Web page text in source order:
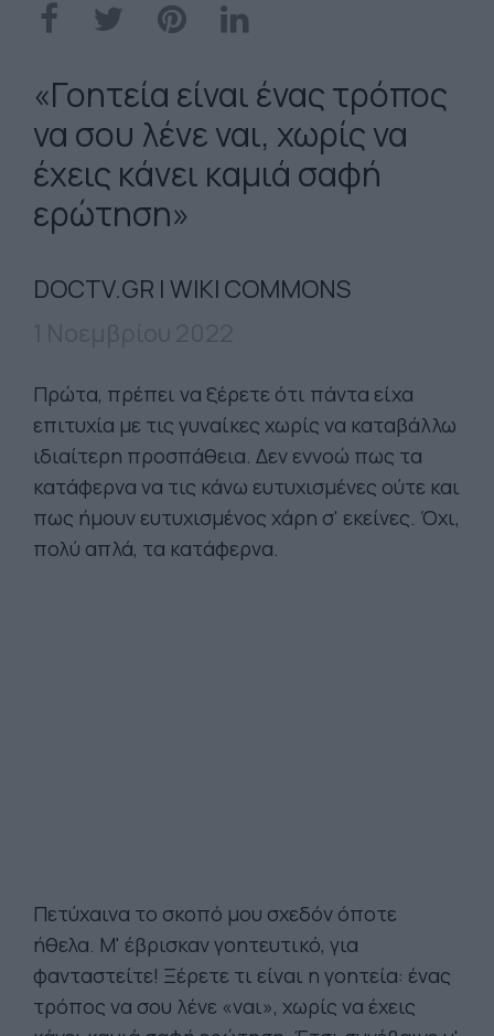
«Γοητεία είναι ένας τρόπος
να σου λένε ναι, χωρίς να
έχεις κάνει καμιά σαφή
ερώτηση»
DOCTV.GR | WIKI COMMONS
Πρώτα, πρέπει να ξέρετε ότι πάντα είχα
επιτυχία με τις γυναίκες χωρίς να καταβάλλω
ιδιαίτερη προσπάθεια. Δεν εννοώ πως τα
κατάφερνα να τις κάνω ευτυχισμένες ούτε και
πως ήμουν ευτυχισμένος χάρη σ' εκείνες. Όχι,
πολύ απλά, τα κατάφερνα.
Πετύχαινα το σκοπό μου σχεδόν όποτε
ήθελα. Μ' έβρισκαν γοητευτικό, για
φανταστείτε! Ξέρετε τι είναι η γοητεία: ένας
τρόπος να σου λένε «ναι», χωρίς να έχεις